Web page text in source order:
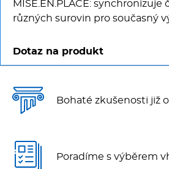
MISE.EN.PLACE: synchronizuje
různých surovin pro současný
Dotaz na produkt
Bohaté zkušenosti již
Poradíme s výběrem